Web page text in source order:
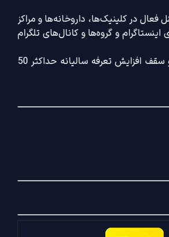
در کلینیک‌ها، داروخانه‌ها و مراکز
و گروه‌ها و کانال‌های تلگرام
ضمنا امکان ثبت آگهی با کامل‌ترین امکانات رایج و کم‌ترین تعرفه بازار فراهم است و سقف افزایش تعرفه سالیانه حداکثر 50